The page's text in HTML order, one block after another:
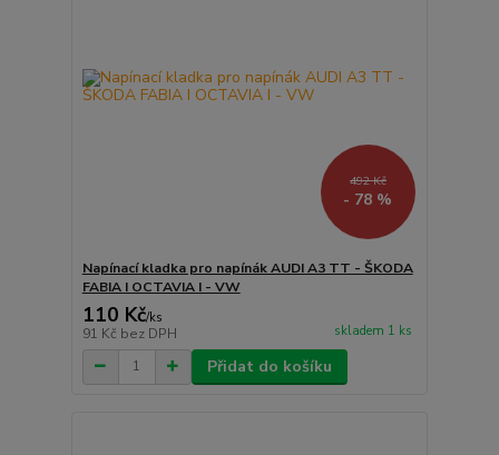
492 Kč
- 78 %
Napínací kladka pro napínák AUDI A3 TT - ŠKODA
FABIA I OCTAVIA I - VW
110 Kč/ks
91 Kč bez DPH skladem 1 ks
Přidat do košíku